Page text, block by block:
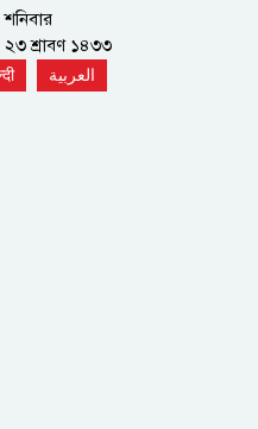
শনিবার
শ্রাবণ ১৪৩৩
العربية